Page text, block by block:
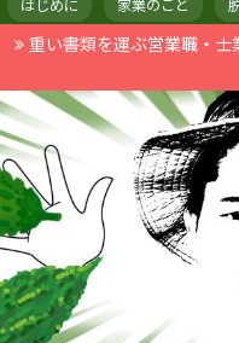
はじめに 家業のこと
重い書類を運ぶ営業職・士